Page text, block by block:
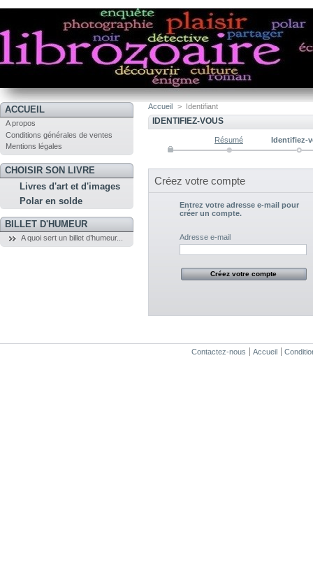
ACCUEIL
A propos
Conditions générales de ventes
Mentions légales
CHOISIR SON LIVRE
Livres d'art et d'images
Polar en solde
BILLET D'HUMEUR
A quoi sert un billet d’humeur...
Accueil > Identifiant
IDENTIFIEZ-VOUS
Résumé Identifiez-
Créez votre compte
Entrez votre adresse e-mail pour
créer un compte.
Adresse e-mail
Contactez-nous Accueil